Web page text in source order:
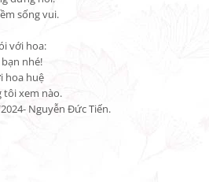
sống vui.
với hoa:
nhé!
hoa huệ
tôi xem nào.
Nguyễn Đức Tiến.